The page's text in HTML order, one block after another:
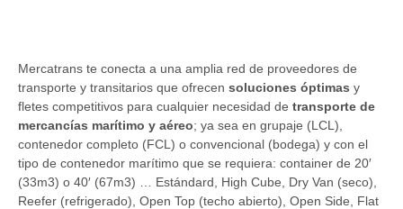
Mercatrans te conecta a una amplia red de proveedores de
transporte y transitarios que ofrecen soluciones óptimas y
fletes competitivos para cualquier necesidad de transporte de
mercancías marítimo y aéreo; ya sea en grupaje (LCL),
contenedor completo (FCL) o convencional (bodega) y con el
tipo de contenedor marítimo que se requiera: container de 20′
(33m3) o 40′ (67m3) … Estándard, High Cube, Dry Van (seco),
Reefer (refrigerado), Open Top (techo abierto), Open Side, Flat